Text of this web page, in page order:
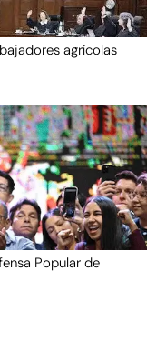
agrícolas
Popular de